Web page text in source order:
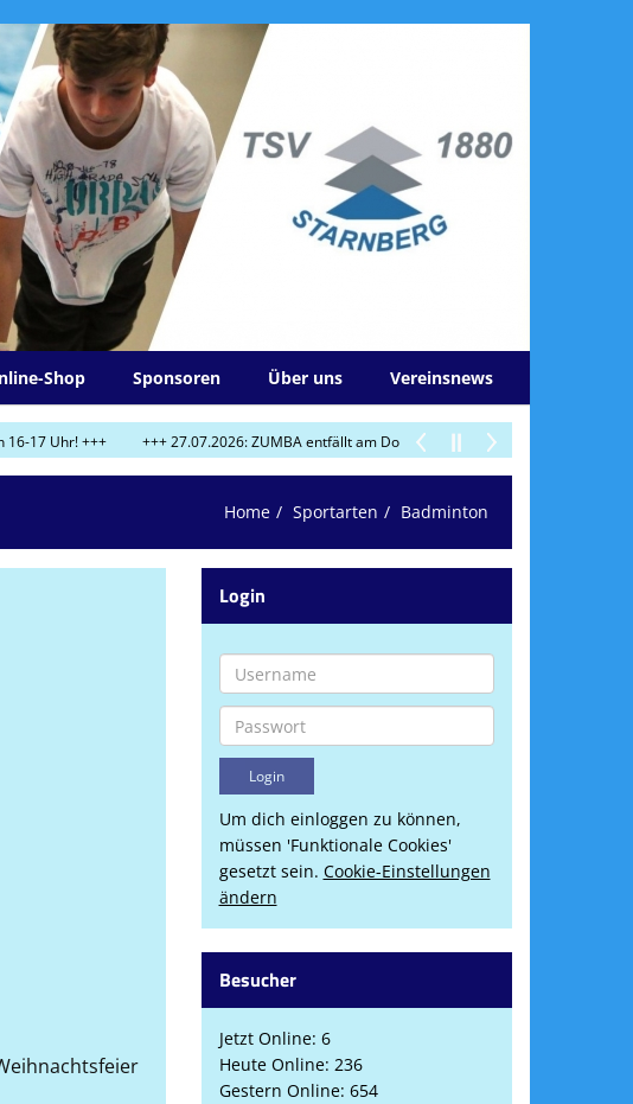
Shop Sponsoren Über uns Vereinsnews
+++ +++ 27.07.2026: ZUMBA entfällt am Do 30.7.! +++ +++ 29.07.2026: Heute am Mi
Home Sportarten Badminton
Login
Um dich einloggen zu können,
müssen 'Funktionale Cookies'
gesetzt sein. Cookie-Einstellungen
ändern
Besucher
Jetzt Online: 6
Heute Online: 236
Gestern Online: 654